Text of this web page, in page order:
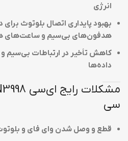
انرژی
بهبود پایداری اتصال بلوتوث
هدفون‌های بی‌سیم و ساعت‌های
کاهش تأخیر در ارتباطات بی‌سیم
داده‌ها
سی
قطع و وصل شدن وای فای و